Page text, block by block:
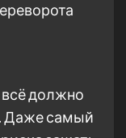
должно
Даже самый